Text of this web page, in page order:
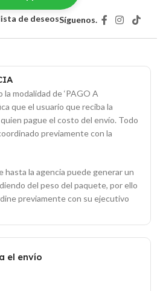
de deseosSíguenos.
la modalidad de ‘PAGO A
que el usuario que reciba la
pague el costo del envío. Todo
previamente con la
hasta la agencia puede generar un
del peso del paquete, por ello
previamente con su ejecutivo
el envío